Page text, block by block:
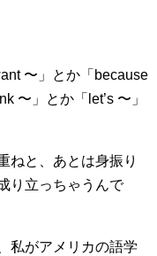
〜」とか「because
〜」とか「let’s 〜」
ねと、あとは身振り
り立っちゃうんで
私がアメリカの語学